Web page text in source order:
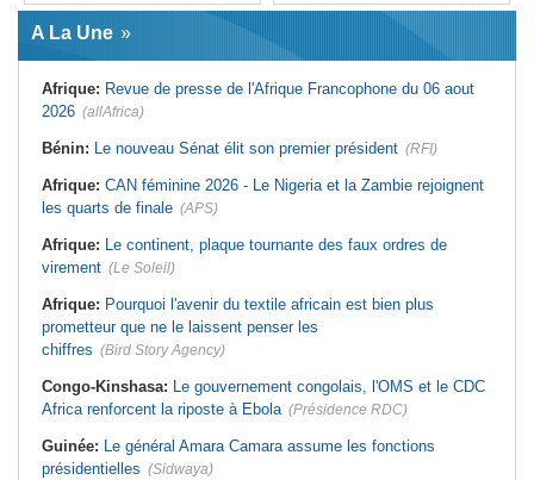
Guinée:
assume les fonctions présidentielles
Ghana:John Dramani en Jamaïque
l'esclavage
Sénégal:Banque mondiale - 340
priorités du pays
La Cour suprême confirme la
condamnation de l'ex-ministre de
l'Économie
France la restitution du crâne de
Bokar Biro et de trois de ses
proches
Afrique:L'essor historique de
Algérie:France - L'affaire Mehdi
policière contre le narcotrafic
Monde arabe au Caire
2026 - Le continent, entre ouverture
commerciale et défiance migratoire
A La Une
Afrique: Revue de presse de l'Afrique Francophone du 06 aout
2026 (allAfrica)
Bénin: Le nouveau Sénat élit son premier président (RFI)
Afrique: CAN féminine 2026 - Le Nigeria et la Zambie rejoignent
les quarts de finale (APS)
Afrique: Le continent, plaque tournante des faux ordres de
virement (Le Soleil)
Afrique: Pourquoi l'avenir du textile africain est bien plus
prometteur que ne le laissent penser les
chiffres (Bird Story Agency)
Congo-Kinshasa: Le gouvernement congolais, l'OMS et le CDC
Africa renforcent la riposte à Ebola (Présidence RDC)
Guinée: Le général Amara Camara assume les fonctions
présidentielles (Sidwaya)